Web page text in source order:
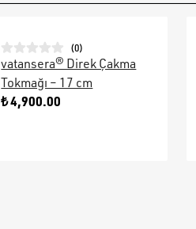
(0)
vatansera® Direk Çakma
Tokmağı – 17 cm
₺ 4,900.00